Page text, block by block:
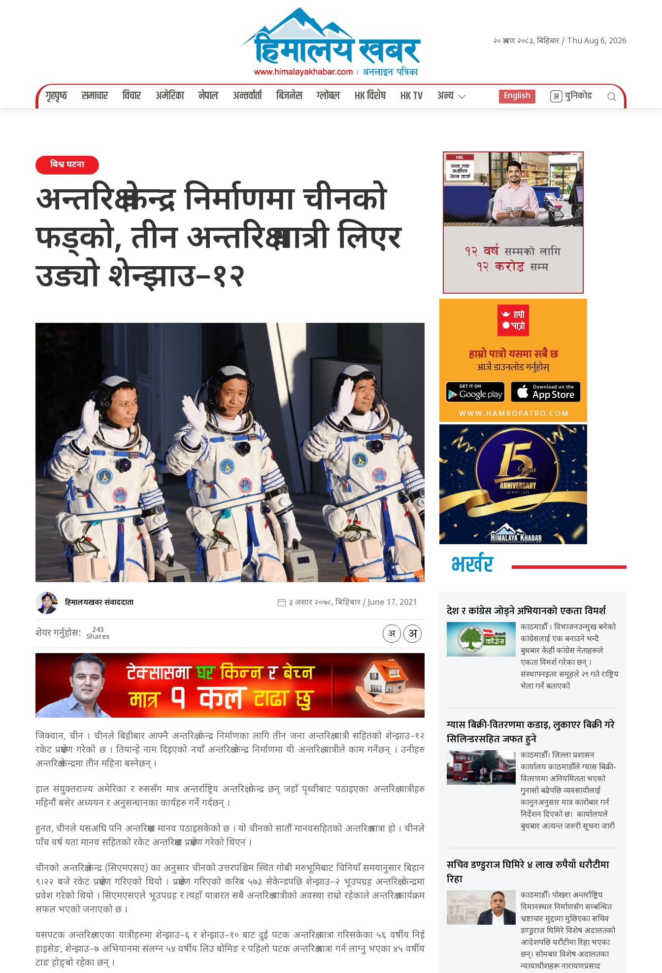
२० श्रावण २०८३, बिहिबार / Thu Aug 6, 2026
गृहपृष्‍ठ समाचार विचार अमेरिका नेपाल अन्तर्वार्ता बिजनेस ग्लोबल HK विशेष HK TV अन्य English युनिकोड
बिश्व घटना
अन्तरिक्ष केन्द्र निर्माणमा चीनको
फड्को, तीन अन्तरिक्ष यात्री लिएर
उड्यो शेन्झाउ–१२
हिमालयखवर संवाददाता ३ असार २०७८, बिहिबार / June 17, 2021
शेयर गर्नुहोस: 243
Shares
जिक्वान, चीन । चीनले बिहीबार आफ्नै अन्तरिक्ष केन्द्र निर्माणका लागि तीन जना अन्तरिक्ष यात्री सहितको शेन्झाउ–१२
रकेट प्रक्षेपण गरेको छ । तियान्हे नाम दिइएको नयाँ अन्तरिक्ष केन्द्र निर्माणमा यी अन्तरिक्ष यात्रीले काम गर्नेछन् । उनीहरु
अन्तरिक्ष केन्द्रमा तीन महिना बस्नेछन् ।
हाल संयुक्तराज्य अमेरिका र रुससँग मात्र अन्तर्राष्ट्रिय अन्तरिक्ष केन्द्र छन् जहाँ पृथ्वीबाट पठाइएका अन्तरिक्ष यात्रीहरु
महिनौं बसेर अध्ययन र अनुसन्धानका कार्यहरु गर्ने गर्दछन् ।
हुनत, चीनले यसअघि पनि अन्तरिक्षमा मानव पठाइसकेको छ । यो चीनको सातौं मानवसहितको अन्तरिक्ष यात्रा हो । चीनले
पाँच वर्ष यता मानव सहितको रकेट अन्तरिक्षमा प्रक्षेपण गरेको थिएन ।
चीनको अन्तरिक्ष केन्द्र (सिएमएसए) का अनुसार चीनको उत्तरपश्चिम स्थित गोबी मरुभूमिबाट चिनियाँ समयानुसार बिहान
९।२२ बजे रकेट प्रक्षेपण गरिएको थियो । प्रक्षेपण गरिएको करिब ५७३ सेकेन्डपछि शेन्झाउ–२ भूउपग्रह अन्तरिक्ष केन्द्रमा
प्रवेश गरेको थियो । सिएमएसएले भूउपग्रह र त्यहाँ यात्रारत सबै अन्तरिक्ष यात्रीको अवस्था राम्रो रहेकाले अन्तरिक्ष कार्यक्रम
सफल भएको जनाएको छ ।
यसपटक अन्तरिक्ष गएका यात्रीहरुमा शेन्झाउ–६ र शेन्झाउ–१० बाट दुई पटक अन्तरिक्ष यात्रा गरिसकेका ५६ वर्षीय निई
हाइसेङ, शेन्झाउ–७ अभियानमा संलग्न ५४ वर्षीय लिउ बोमिङ र पहिलो पटक अन्तरिक्ष यात्रा गर्न लाग्नु भएका ४५ वर्षीय
टाङ होङ्बो रहेका छन् ।
भर्खर
देश र कांग्रेस जोड्ने अभियानको एकता विमर्श
काठमाडौँ । विभाजनउन्मुख बनेको
कांग्रेसलाई एक बनाउने भन्दै
बुधबार केही कांग्रेस नेताहरूले
एकता विमर्श गरेका छन् ।
संस्थापनइतर समूहले २९ गते राष्ट्रिय
भेला गर्ने बताएको
ग्यास बिक्री-वितरणमा कडाइ, लुकाएर बिक्री गरे
सिलिन्डरसहित जफत हुने
काठमाडौँ। जिल्ला प्रशासन
कार्यालय काठमाडौँले ग्यास बिक्री-
वितरणमा अनियमितता भएको
गुनासो बढेपछि व्यवसायीलाई
कानुनअनुसार मात्र कारोबार गर्न
निर्देशन दिएको छ। कार्यालयले
बुधबार अत्यन्त जरुरी सूचना जारी
सचिव डण्डुराज घिमिरे ४ लाख रुपैयाँ धरौटीमा
रिहा
काठमाडौँ। पोखरा अन्तर्राष्ट्रिय
विमानस्थल निर्माणसँग सम्बन्धित
भ्रष्टाचार मुद्दामा मुछिएका सचिव
डण्डुराज घिमिरे विशेष अदालतको
आदेशपछि धरौटीमा रिहा भएका
छन्। सोमबार विशेष अदालतका
न्यायाधीशहरू नारायणप्रसाद